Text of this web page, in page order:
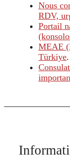
Nous
RDV,
Portail
MEAE
Türkiye.